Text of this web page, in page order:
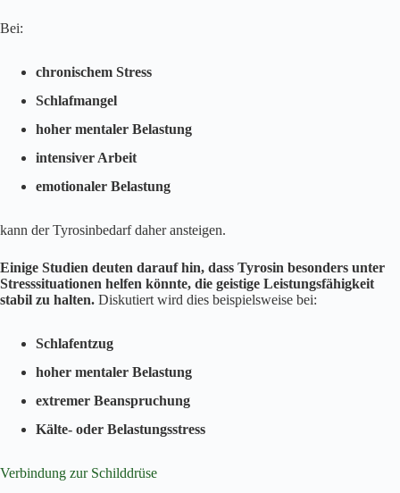
Bei:
chronischem Stress
Schlafmangel
hoher mentaler Belastung
intensiver Arbeit
emotionaler Belastung
kann der Tyrosinbedarf daher ansteigen.
Einige Studien deuten darauf hin, dass Tyrosin besonders unter
Stresssituationen helfen könnte, die geistige Leistungsfähigkeit
stabil zu halten. Diskutiert wird dies beispielsweise bei:
Schlafentzug
hoher mentaler Belastung
extremer Beanspruchung
Kälte- oder Belastungsstress
Verbindung zur Schilddrüse